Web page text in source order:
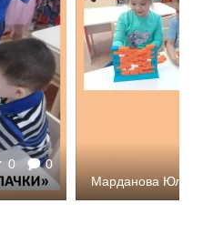
0
0
Марданова Юлия